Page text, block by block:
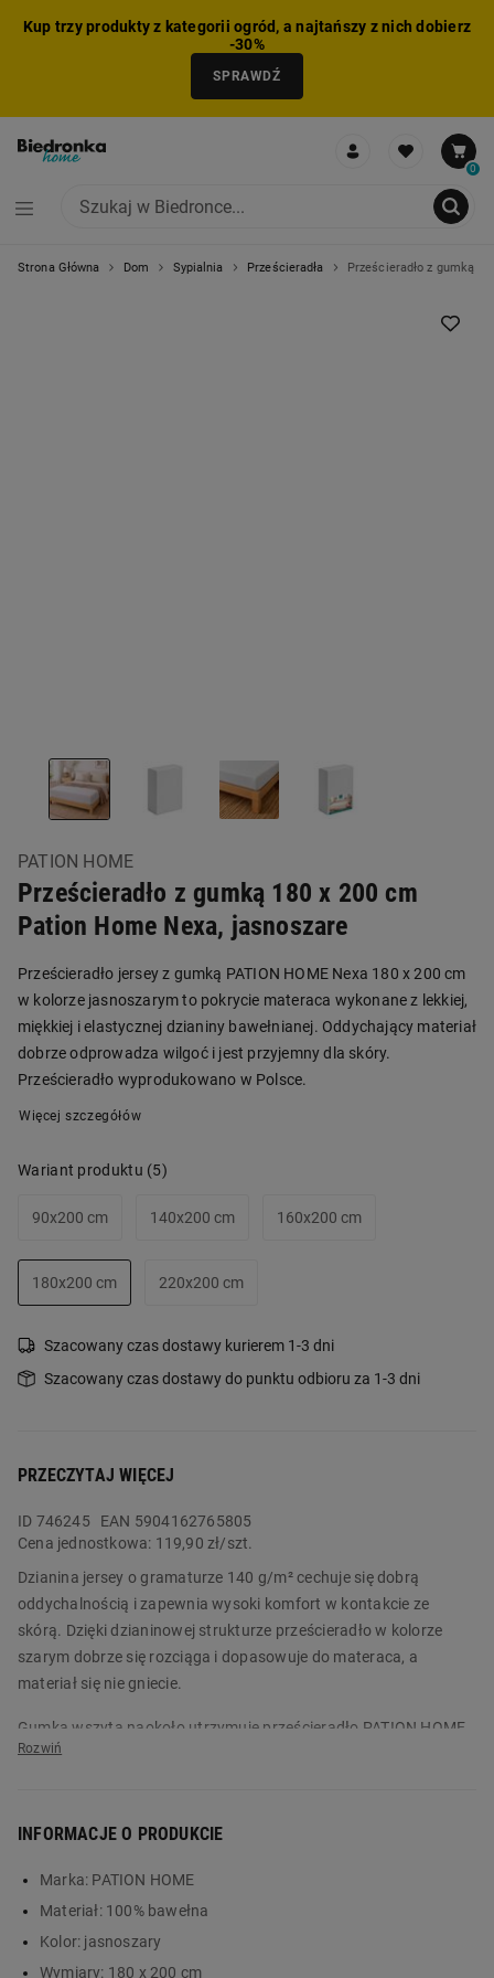
Kup trzy produkty z kategorii ogród, a najtańszy z nich dobierz
-30%
SPRAWDŹ
0
Strona Główna Dom Sypialnia Prześcieradła Prześcieradło z gumką
PATION HOME
Prześcieradło z gumką 180 x 200 cm
Pation Home Nexa, jasnoszare
Prześcieradło jersey z gumką PATION HOME Nexa 180 x 200 cm
w kolorze jasnoszarym to pokrycie materaca wykonane z lekkiej,
miękkiej i elastycznej dzianiny bawełnianej. Oddychający materiał
dobrze odprowadza wilgoć i jest przyjemny dla skóry.
Prześcieradło wyprodukowano w Polsce.
Więcej szczegółów
Wariant produktu (5)
90x200 cm 140x200 cm 160x200 cm
180x200 cm 220x200 cm
Szacowany czas dostawy kurierem 1-3 dni
Szacowany czas dostawy do punktu odbioru za 1-3 dni
PRZECZYTAJ WIĘCEJ
ID 746245
EAN 5904162765805
Cena jednostkowa: 119,90 zł/szt.
Dzianina jersey o gramaturze 140 g/m² cechuje się dobrą
oddychalnością i zapewnia wysoki komfort w kontakcie ze
skórą. Dzięki dzianinowej strukturze prześcieradło w kolorze
szarym dobrze się rozciąga i dopasowuje do materaca, a
materiał się nie gniecie.
Gumka wszyta naokoło utrzymuje prześcieradło PATION HOME
Nexa na materacu i ogranicza zsuwanie się materiału podczas
dzianina jersey o gramaturze 140 g/m²
prześcieradło wykonane ze 100% bawełny
INFORMACJE O PRODUKCIE
Marka: PATION HOME
Materiał: 100% bawełna
Kolor: jasnoszary
Wymiary: 180 x 200 cm